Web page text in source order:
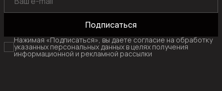
Подписаться
Нажимая «Подписаться», вы даете согласие на обработку
указанных персональных данных в целях получения
информационной и рекламной рассылки